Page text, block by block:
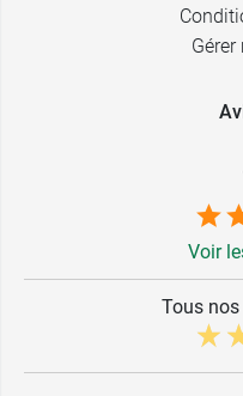
Voir
Tous